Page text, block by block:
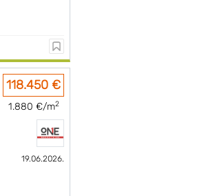
118.450 €
1.880 €/m2
19.06.2026.